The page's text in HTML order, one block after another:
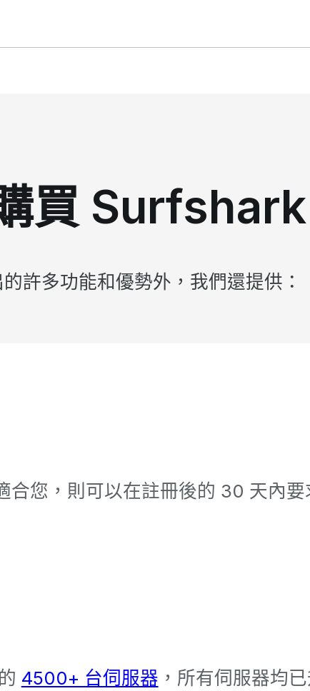
買 Surfshark
許多功能和優勢外，我們還提供：
您，則可以在註冊後的 30 天內要
4500+ 台伺服器 ，所有伺服器均